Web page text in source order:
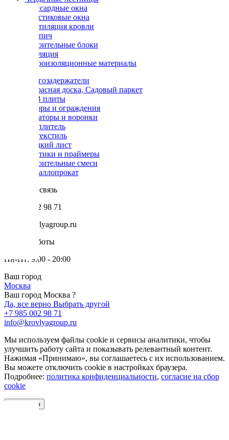
Мансардные окна
Пластиковые окна
Вентиляция кровли
Кирпич
Строительные блоки
Изоляция
Гидроизоляционные материалы
Снегозадержатели
Террасная доска, Садовый паркет
OSB плиты
Заборы и ограждения
Аэраторы и воронки
Утеплитель
Геотекстиль
Гладкий лист
Мастики и праймеры
Строительные смеси
Металлопрокат
Обратная связь
+7 985 002 98 71
info@krovlyagroup.ru
Режим работы
Пн-Пт: 9:00 - 20:00
Ваш город
Москва
Ваш город Москва ?
Да, все верно Выбрать другой
+7 985 002 98 71
info@krovlyagroup.ru
Мы используем файлы cookie и сервисы аналитики, чтобы
улучшить работу сайта и показывать релевантный контент.
Нажимая «Принимаю», вы соглашаетесь с их использованием.
Вы можете отключить cookie в настройках браузера.
Подробнее: политика конфиденциальности, согласие на сбор
cookie
Принимаю